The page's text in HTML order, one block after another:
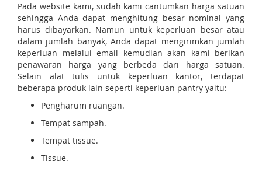
Pada website kami, sudah kami cantumkan harga satuan
sehingga Anda dapat menghitung besar nominal yang
harus dibayarkan. Namun untuk keperluan besar atau
dalam jumlah banyak, Anda dapat mengirimkan jumlah
keperluan melalui email kemudian akan kami berikan
penawaran harga yang berbeda dari harga satuan.
Selain alat tulis untuk keperluan kantor, terdapat
beberapa produk lain seperti keperluan pantry yaitu:
Pengharum ruangan.
Tempat sampah.
Tempat tissue.
Tissue.